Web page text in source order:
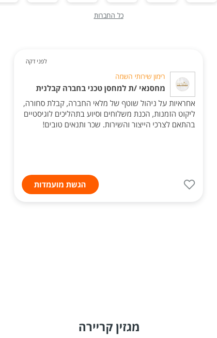
כל החברות
לפני דקה
רימון שירותי השמה
מחסנאי /ת למחסן טכני בחברה קבלנית
אחראיות על ניהול שוטף של מלאי החברה, קבלת סחורה,
ליקוט הזמנות, הכנת משלוחים וסיוע בתהליכים לוגיסטיים
בהתאם לצרכי הייצור והשירות. שכר ותנאים טובים!
הגשת מועמדות
מגזין קריירה